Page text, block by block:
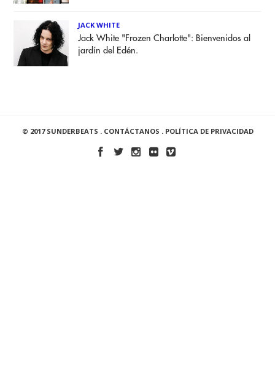
JACK WHITE
Jack White "Frozen Charlotte": Bienvenidos al
jardín del Edén.
© 2017 SUNDERBEATS . CONTÁCTANOS . POLÍTICA DE PRIVACIDAD